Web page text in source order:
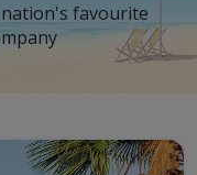
favourite